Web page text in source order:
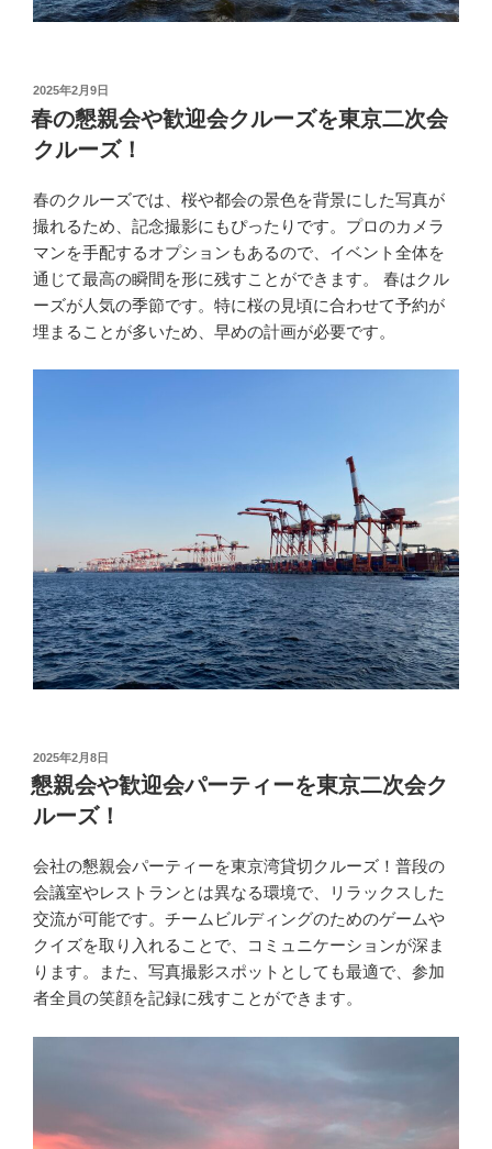
投
稿
日:
2025年2月9日
春の懇親会や歓迎会クルーズを東京二次会
クルーズ！
春のクルーズでは、桜や都会の景色を背景にした写真が
撮れるため、記念撮影にもぴったりです。プロのカメラ
マンを手配するオプションもあるので、イベント全体を
通じて最高の瞬間を形に残すことができます。 春はクル
ーズが人気の季節です。特に桜の見頃に合わせて予約が
埋まることが多いため、早めの計画が必要です。
投
稿
日:
2025年2月8日
懇親会や歓迎会パーティーを東京二次会ク
ルーズ！
会社の懇親会パーティーを東京湾貸切クルーズ！普段の
会議室やレストランとは異なる環境で、リラックスした
交流が可能です。チームビルディングのためのゲームや
クイズを取り入れることで、コミュニケーションが深ま
ります。また、写真撮影スポットとしても最適で、参加
者全員の笑顔を記録に残すことができます。